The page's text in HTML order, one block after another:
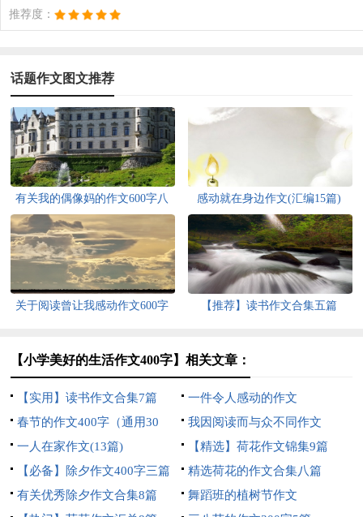
推荐度：
话题作文图文推荐
有关我的偶像妈的作文600字八
篇
感动就在身边作文(汇编15篇)
关于阅读曾让我感动作文600字
【推荐】读书作文合集五篇
【小学美好的生活作文400字】相关文章：
【实用】读书作文合集7篇
一件令人感动的作文
春节的作文400字（通用30
篇）
我因阅读而与众不同作文
一人在家作文(13篇)
【精选】荷花作文锦集9篇
【必备】除夕作文400字三篇
精选荷花的作文合集八篇
有关优秀除夕作文合集8篇
舞蹈班的植树节作文